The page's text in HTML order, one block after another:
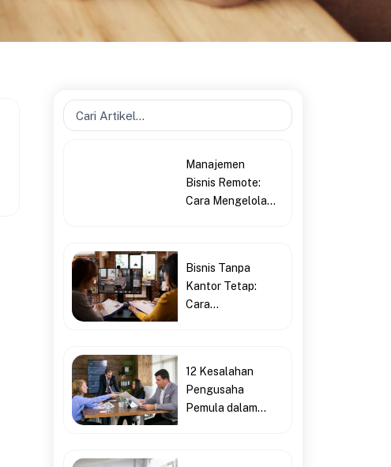
Search
...
Manajemen
Bisnis Remote:
Cara Mengelola...
Bisnis Tanpa
Kantor Tetap:
Cara...
12 Kesalahan
Pengusaha
Pemula dalam...